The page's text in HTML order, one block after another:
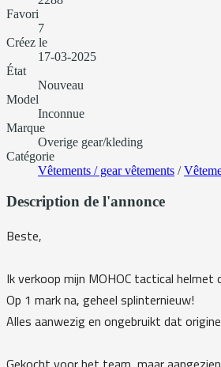
Favori
7
Créez le
17-03-2025
État
Nouveau
Model
Inconnue
Marque
Overige gear/kleding
Catégorie
Vêtements / gear vêtements /
Description de l'annonce
Beste,
Ik verkoop mijn MOHOC tactical helmet
Op 1 mark na, geheel splinternieuw!
Alles aanwezig en ongebruikt dat